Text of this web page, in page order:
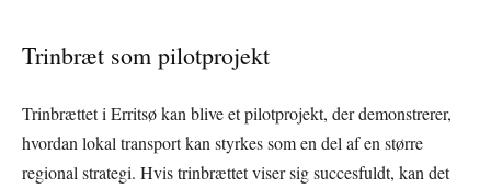
Trinbræt som pilotprojekt
Trinbrættet i Erritsø kan blive et pilotprojekt, der demonstrerer,
hvordan lokal transport kan styrkes som en del af en større
regional strategi. Hvis trinbrættet viser sig succesfuldt, kan det